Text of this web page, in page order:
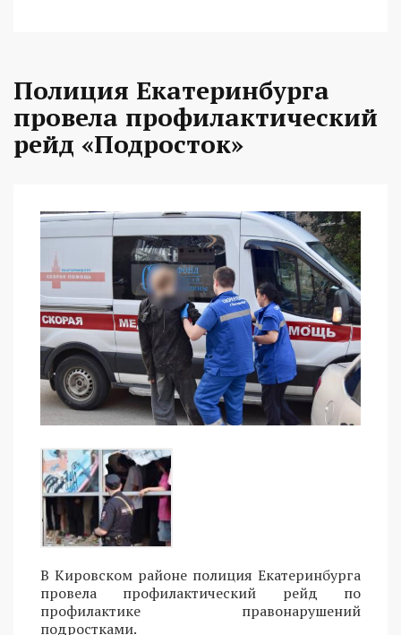
Полиция Екатеринбурга
провела профилактический
рейд «Подросток»
В Кировском районе полиция Екатеринбурга
провела профилактический рейд по
профилактике правонарушений
подростками.